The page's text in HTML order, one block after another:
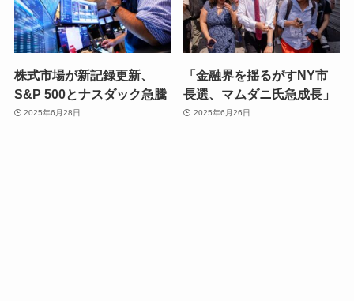
株式市場が新記録更新、
S&P 500とナスダック急騰
2025年6月28日
「金融界を揺るがすNY市
長選、マムダニ氏急成長」
2025年6月26日